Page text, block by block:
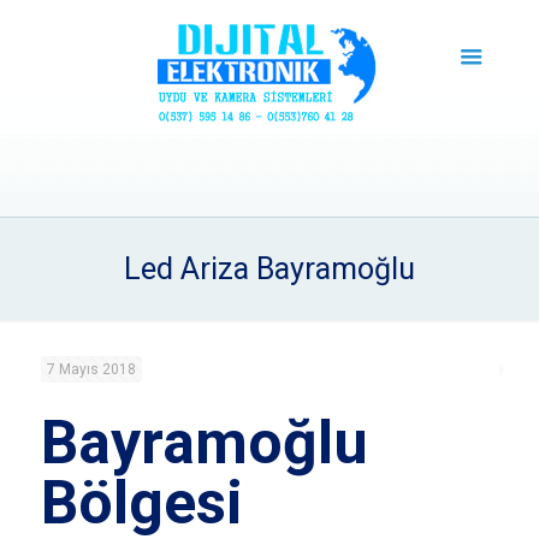
Led Ariza Bayramoğlu
7 Mayıs 2018
Bayramoğlu
Bölgesi